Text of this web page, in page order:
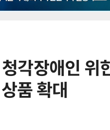
각장애인
품 확대